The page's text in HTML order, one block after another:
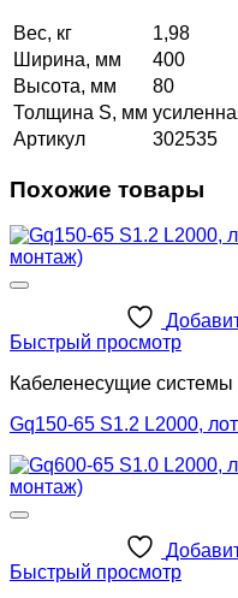
Вес, кг
1,98
Ширина, мм
400
Высота, мм
80
Толщина S, мм
Артикул
302535
Похожие товары
Быстрый просмотр
Кабеленесущие системы
Gq150-65 S1.2 L2000,
Быстрый просмотр